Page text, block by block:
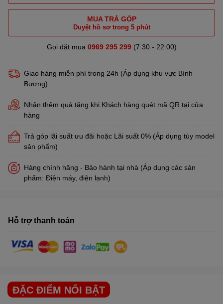
MUA TRẢ GÓP
Duyệt hồ sơ trong 5 phút
Gọi đặt mua 0969 295 299(7:30 - 22:00)
Giao hàng miễn phí trong 24h (Áp dụng khu vực Bình
Bương)
Nhận thêm quà tặng khi Khách hàng quét mã QR tại cửa
hàng
Trả góp lãi suất ưu đãi hoặc Lãi suất 0% (Áp dụng tùy model
sản phẩm)
Hàng chính hãng - Bảo hành tại nhà (Áp dụng các sản
phẩm: Điện máy, điện lạnh)
Hỗ trợ thanh toán
ĐẶC ĐIỂM NỔI BẬT